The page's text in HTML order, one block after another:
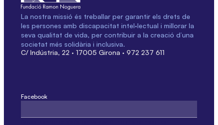
La nostra missió és treballar per garantir els drets de
les persones amb discapacitat intel·lectual i millorar la
seva qualitat de vida, per contribuir a la creació d’una
societat més solidària i inclusiva.
C/ Indústria, 22 · 17005 Girona · 972 237 611
Facebook